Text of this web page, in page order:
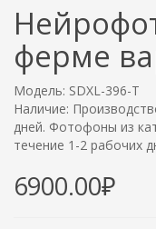
ферме
Модель: SDXL-396-T
Наличие:
дней. Фотофоны из
течение 1-2 рабочих
6900.00₽